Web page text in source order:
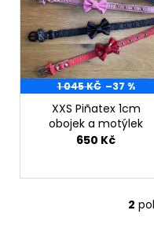
s
p
r
o
d
ů
1 045 KČ –37 %
XXS Piñatex 1cm
obojek a motýlek
650 Kč
2